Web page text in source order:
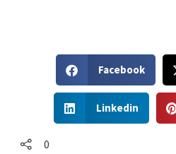
h
a
r
e
Facebook
h
a
Linkedin
h
a
0